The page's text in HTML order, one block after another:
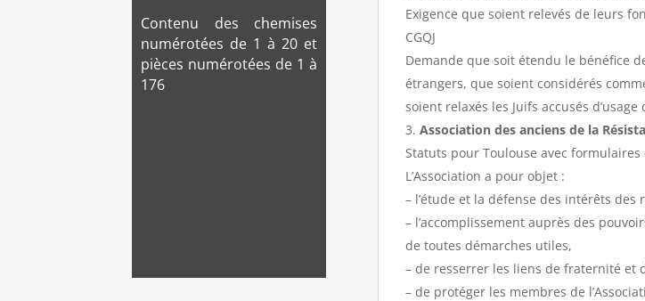
Contenu des chemises
numérotées de 1 à 20 et
pièces numérotées de 1 à
176
Exigence que soient relevés de leurs
CGQJ
Demande que soit étendu le bénéfice
étrangers, que soient considérés
soient relaxés les Juifs accusés
Association des anciens de la
Statuts pour Toulouse avec formulaires
L’Association a pour objet :
– l’étude et la défense des intérêts des
– l’accomplissement auprès des
de toutes démarches utiles,
– de resserrer les liens de fraternité et
– de protéger les membres de